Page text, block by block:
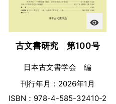
visibility
古文書研究 第100号
日本古文書学会 編
刊行年月：2026年1月
ISBN：978-4-585-32410-2